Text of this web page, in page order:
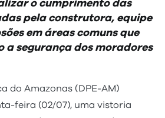
o cumprimento das
pela construtora, equipe
em áreas comuns que
a segurança dos moradores
do Amazonas (DPE-AM)
feira (02/07), uma vistoria